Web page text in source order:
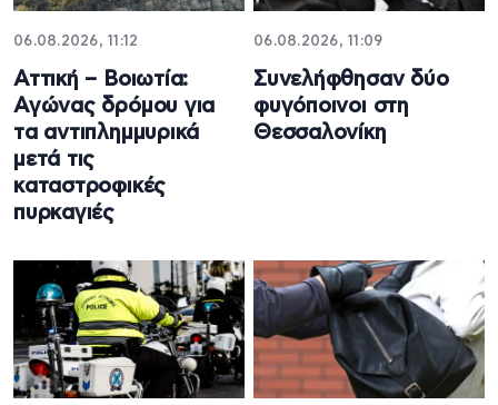
06.08.2026, 11:12
Αττική – Βοιωτία:
Αγώνας δρόμου για
τα αντιπλημμυρικά
μετά τις
καταστροφικές
πυρκαγιές
06.08.2026, 11:09
Συνελήφθησαν δύο
φυγόποινοι στη
Θεσσαλονίκη